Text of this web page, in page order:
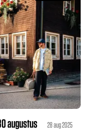
augustus
28 aug 2025